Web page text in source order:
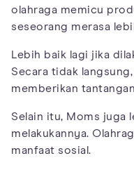
olahraga memicu
seseorang merasa
Lebih baik lagi jika
Secara tidak
memberikan
Selain itu, Moms juga
melakukannya.
manfaat sosial.